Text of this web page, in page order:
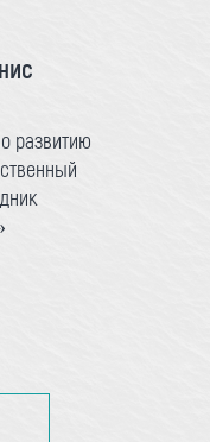
развитию